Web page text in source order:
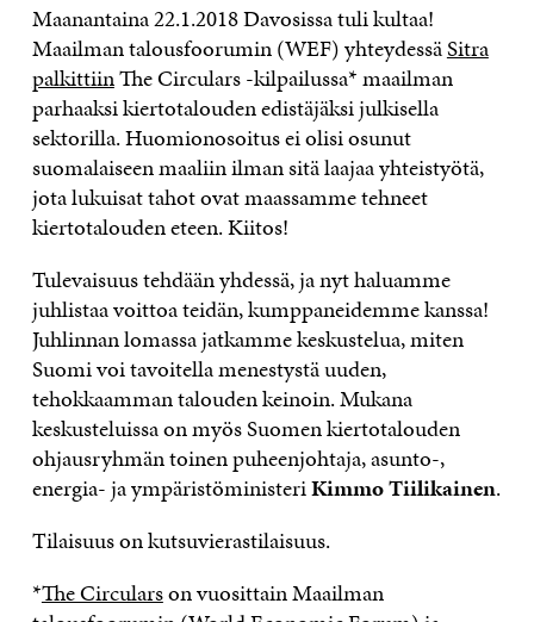
Maanantaina 22.1.2018 Davosissa tuli kultaa!
Maailman talousfoorumin (WEF) yhteydessäSitra
palkittiinThe Circulars -kilpailussa* maailman
parhaaksi kiertotalouden edistäjäksi julkisella
sektorilla. Huomionosoitus ei olisi osunut
suomalaiseen maaliin ilman sitä laajaa yhteistyötä,
jota lukuisat tahot ovat maassamme tehneet
kiertotalouden eteen. Kiitos!
Tulevaisuus tehdään yhdessä, ja nyt haluamme
juhlistaa voittoa teidän, kumppaneidemme kanssa!
Juhlinnan lomassa jatkamme keskustelua, miten
Suomi voi tavoitella menestystä uuden,
tehokkaamman talouden keinoin. Mukana
keskusteluissa on myös Suomen kiertotalouden
ohjausryhmän toinen puheenjohtaja, asunto-,
energia- ja ympäristöministeriKimmo Tiilikainen.
Tilaisuus on kutsuvierastilaisuus.
*The Circularson vuosittain Maailman